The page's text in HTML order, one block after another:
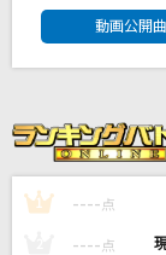
[生音]シルエ
Saucy Dog
ホログラム
NICO Touches the
動画公開
1 ---- 点
---- 点